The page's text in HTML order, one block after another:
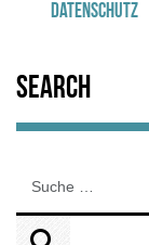
Datenschutz
Search